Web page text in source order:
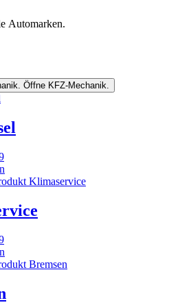
Automarken.
Öffne KFZ-Mechanik.
Preisspanne:
€ 269
bis
Preisspanne:
€ 119
bis